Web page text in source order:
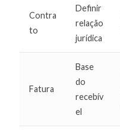
Contra
to
Definir
relação
jurídica
Fatura
Base
do
recebív
el